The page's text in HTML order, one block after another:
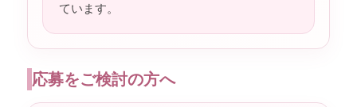
ています。
応募をご検討の方へ